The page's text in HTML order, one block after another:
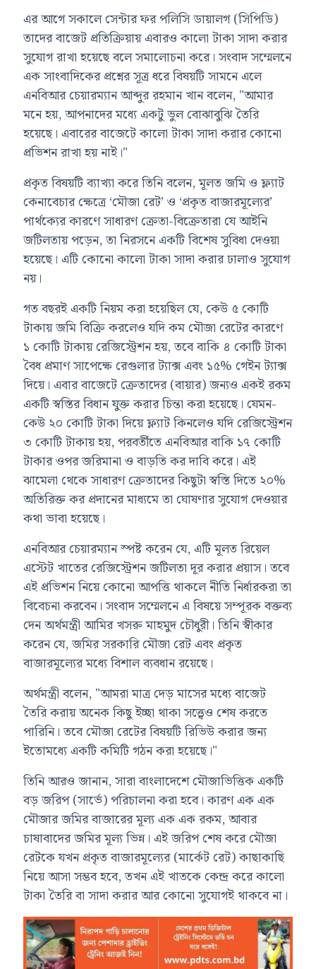
এর আগে সকালে সেন্টার ফর পলিসি ডায়ালগ (সিপিডি)
তাদের বাজেট প্রতিক্রিয়ায় এবারও কালো টাকা সাদা করার
সুযোগ রাখা হয়েছে বলে সমালোচনা করে। সংবাদ সম্মেলনে
এক সাংবাদিকের প্রশ্নের সূত্র ধরে বিষয়টি সামনে এলে
এনবিআর চেয়ারম্যান আব্দুর রহমান খান বলেন, "আমার
মনে হয়, আপনাদের মধ্যে একটু ভুল বোঝাবুঝি তৈরি
হয়েছে। এবারের বাজেটে কালো টাকা সাদা করার কোনো
প্রভিশন রাখা হয় নাই।"
প্রকৃত বিষয়টি ব্যাখ্যা করে তিনি বলেন, মূলত জমি ও ফ্ল্যাট
কেনাবেচার ক্ষেত্রে ‘মৌজা রেট’ ও ‘প্রকৃত বাজারমূল্যের’
পার্থক্যের কারণে সাধারণ ক্রেতা-বিক্রেতারা যে আইনি
জটিলতায় পড়েন, তা নিরসনে একটি বিশেষ সুবিধা দেওয়া
হয়েছে। এটি কোনো কালো টাকা সাদা করার ঢালাও সুযোগ
নয়।
গত বছরই একটি নিয়ম করা হয়েছিল যে, কেউ ৫ কোটি
টাকায় জমি বিক্রি করলেও যদি কম মৌজা রেটের কারণে
১ কোটি টাকায় রেজিস্ট্রেশন হয়, তবে বাকি ৪ কোটি টাকা
বৈধ প্রমাণ সাপেক্ষে রেগুলার ট্যাক্স এবং ১৫% গেইন ট্যাক্স
দিয়ে। এবার বাজেটে ক্রেতাদের (বায়ার) জন্যও একই রকম
একটি স্বস্তির বিধান যুক্ত করার চিন্তা করা হয়েছে। যেমন-
কেউ ২০ কোটি টাকা দিয়ে ফ্ল্যাট কিনলেও যদি রেজিস্ট্রেশন
৩ কোটি টাকায় হয়, পরবর্তীতে এনবিআর বাকি ১৭ কোটি
টাকার ওপর জরিমানা ও বাড়তি কর দাবি করে। এই
ঝামেলা থেকে সাধারণ ক্রেতাদের কিছুটা স্বস্তি দিতে ২০%
অতিরিক্ত কর প্রদানের মাধ্যমে তা ঘোষণার সুযোগ দেওয়ার
কথা ভাবা হয়েছে।
এনবিআর চেয়ারম্যান স্পষ্ট করেন যে, এটি মূলত রিয়েল
এস্টেট খাতের রেজিস্ট্রেশন জটিলতা দূর করার প্রয়াস। তবে
এই প্রভিশন নিয়ে কোনো আপত্তি থাকলে নীতি নির্ধারকরা তা
বিবেচনা করবেন। সংবাদ সম্মেলনে এ বিষয়ে সম্পূরক বক্তব্য
দেন অর্থমন্ত্রী আমির খসরু মাহমুদ চৌধুরী। তিনি স্বীকার
করেন যে, জমির সরকারি মৌজা রেট এবং প্রকৃত
বাজারমূল্যের মধ্যে বিশাল ব্যবধান রয়েছে।
অর্থমন্ত্রী বলেন, "আমরা মাত্র দেড় মাসের মধ্যে বাজেট
তৈরি করায় অনেক কিছু ইচ্ছা থাকা সত্ত্বেও শেষ করতে
পারিনি। তবে মৌজা রেটের বিষয়টি রিভিউ করার জন্য
ইতোমধ্যে একটি কমিটি গঠন করা হয়েছে।"
তিনি আরও জানান, সারা বাংলাদেশে মৌজাভিত্তিক একটি
বড় জরিপ (সার্ভে) পরিচালনা করা হবে। কারণ এক এক
মৌজার জমির বাজারের মূল্য এক এক রকম, আবার
চাষাবাদের জমির মূল্য ভিন্ন। এই জরিপ শেষ করে মৌজা
রেটকে যখন প্রকৃত বাজারমূল্যের (মার্কেট রেট) কাছাকাছি
নিয়ে আসা সম্ভব হবে, তখন এই খাতকে কেন্দ্র করে কালো
টাকা তৈরি বা সাদা করার আর কোনো সুযোগই থাকবে না।